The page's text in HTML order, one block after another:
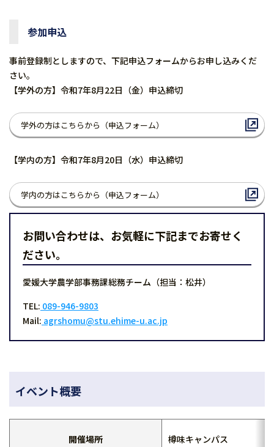
参加申込
事前登録制としますので、下記申込フォームからお申し込みくだ
さい。
【学外の方】令和7年8⽉22⽇（金）申込締切
学外の方はこちらから（申込フォーム）
【学内の方】令和7年8月20日（水）申込締切
学内の方はこちらから（申込フォーム）
お問い合わせは、お気軽に下記までお寄せく
ださい。
愛媛大学農学部事務課総務チーム（担当：松井）
TEL: 089-946-9803
Mail: agrshomu@stu.ehime-u.ac.jp
イベント概要
開催場所 樽味キャンパス